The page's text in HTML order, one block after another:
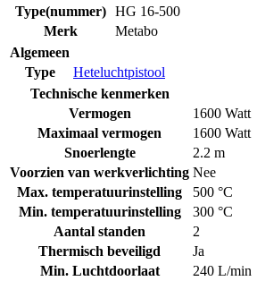
Type(nummer) HG 16-500
Merk
Metabo
Algemeen
Type
Heteluchtpistool
Technische kenmerken
Vermogen
1600 Watt
Maximaal vermogen
1600 Watt
Snoerlengte
2.2 m
Voorzien van werkverlichting Nee
Max. temperatuurinstelling
500 °C
Min. temperatuurinstelling
300 °C
Aantal standen
2
Thermisch beveiligd
Ja
Min. Luchtdoorlaat
240 L/min